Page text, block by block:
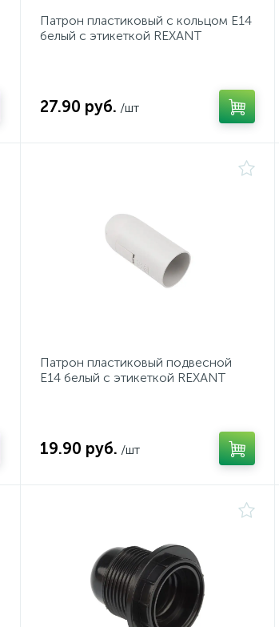
Патрон пластиковый с кольцом Е14
белый c этикеткой REXANT
27.90 руб. /шт
Патрон пластиковый подвесной
Е14 белый c этикеткой REXANT
19.90 руб. /шт